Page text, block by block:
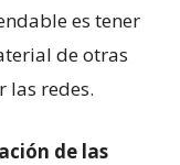
es tener
de otras
las redes.
de las